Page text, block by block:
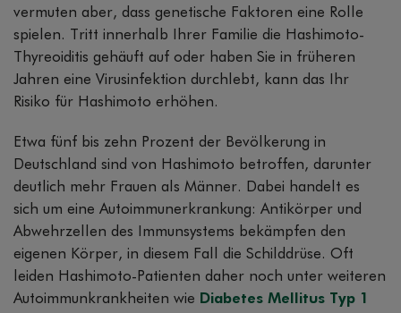
vermuten aber, dass genetische Faktoren eine Rolle
spielen. Tritt innerhalb Ihrer Familie die Hashimoto-
Thyreoiditis gehäuft auf oder haben Sie in früheren
Jahren eine Virusinfektion durchlebt, kann das Ihr
Risiko für Hashimoto erhöhen.
Etwa fünf bis zehn Prozent der Bevölkerung in
Deutschland sind von Hashimoto betroffen, darunter
deutlich mehr Frauen als Männer. Dabei handelt es
sich um eine Autoimmunerkrankung: Antikörper und
Abwehrzellen des Immunsystems bekämpfen den
eigenen Körper, in diesem Fall die Schilddrüse. Oft
leiden Hashimoto-Patienten daher noch unter weiteren
Autoimmunkrankheiten wie Diabetes Mellitus Typ 1